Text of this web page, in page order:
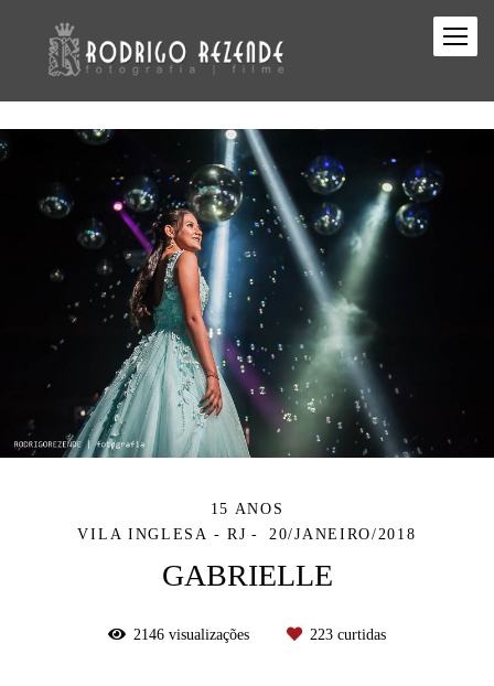
15 ANOS
VILA INGLESA - RJ
20/JANEIRO/2018
GABRIELLE
2146 visualizações 223 curtidas